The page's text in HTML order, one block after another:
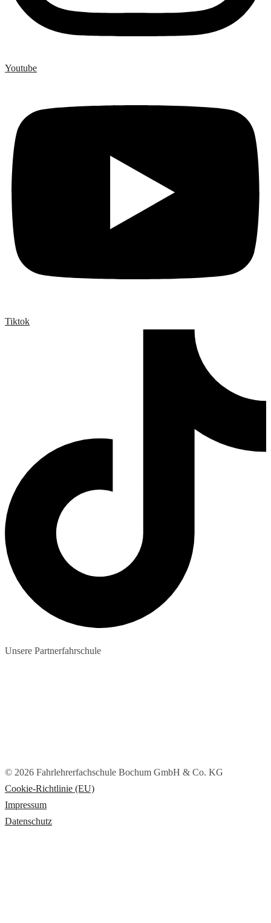
Youtube
Tiktok
Unsere Partnerfahrschule
© 2026 Fahrlehrerfachschule Bochum GmbH & Co. KG
Cookie-Richtlinie (EU)
Impressum
Datenschutz